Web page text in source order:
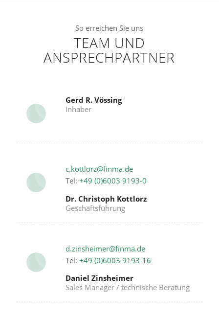
So erreichen Sie uns
TEAM UND
ANSPRECHPARTNER
Gerd R. Vössing
Inhaber
c.kottlorz@finma.de
Tel: +49 (0)6003 9193-0
Dr. Christoph Kottlorz
Geschäftsführung
d.zinsheimer@finma.de
Tel: +49 (0)6003 9193-16
Daniel Zinsheimer
Sales Manager / technische Beratung